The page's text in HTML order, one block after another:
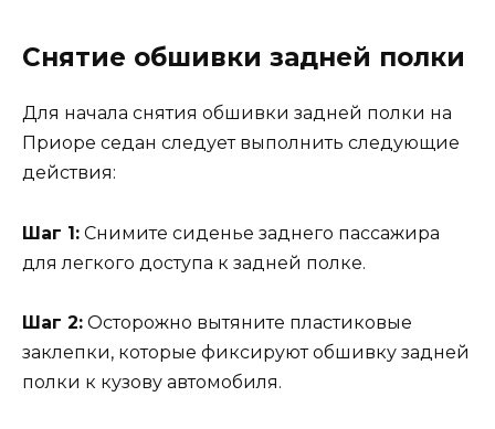
Снятие обшивки задней полки
Для начала снятия обшивки задней полки на
Приоре седан следует выполнить следующие
действия:
Шаг 1: Снимите сиденье заднего пассажира
для легкого доступа к задней полке.
Шаг 2: Осторожно вытяните пластиковые
заклепки, которые фиксируют обшивку задней
полки к кузову автомобиля.